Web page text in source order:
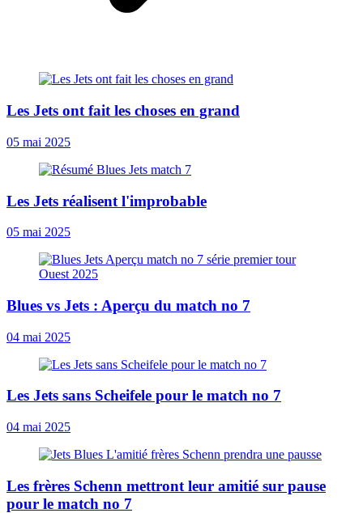
Les Jets ont fait les choses en grand
05 mai 2025
Les Jets réalisent l'improbable
05 mai 2025
Blues vs Jets : Aperçu du match no 7
04 mai 2025
Les Jets sans Scheifele pour le match no 7
04 mai 2025
Les frères Schenn mettront leur amitié sur pause
pour le match no 7